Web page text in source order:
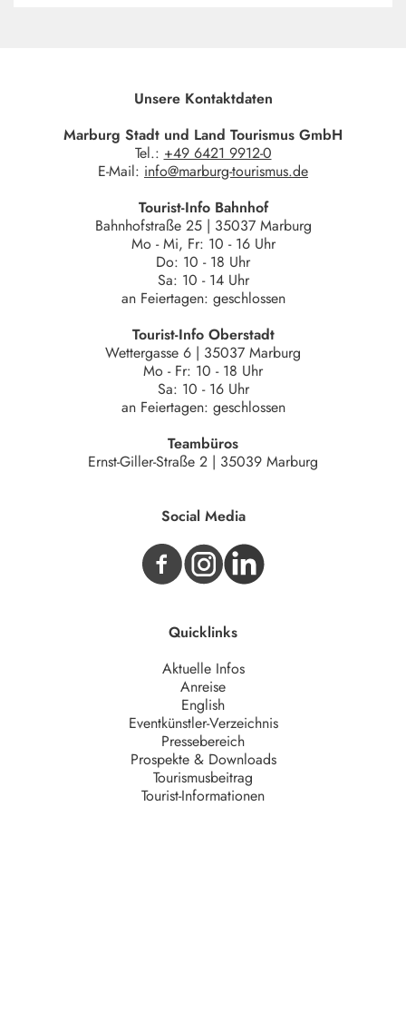
Unsere Kontaktdaten
Marburg Stadt und Land Tourismus GmbH
Tel.: +49 6421 9912-0
E-Mail: info@marburg-tourismus.de
Tourist-Info Bahnhof
Bahnhofstraße 25 | 35037 Marburg
Mo - Mi, Fr: 10 - 16 Uhr
Do: 10 - 18 Uhr
Sa: 10 - 14 Uhr
an Feiertagen: geschlossen
Tourist-Info Oberstadt
Wettergasse 6 | 35037 Marburg
Mo - Fr: 10 - 18 Uhr
Sa: 10 - 16 Uhr
an Feiertagen: geschlossen
Teambüros
Ernst-Giller-Straße 2 | 35039 Marburg
Social Media
Quicklinks
Aktuelle Infos
Anreise
English
Eventkünstler-Verzeichnis
Pressebereich
Prospekte & Downloads
Tourismusbeitrag
Tourist-Informationen